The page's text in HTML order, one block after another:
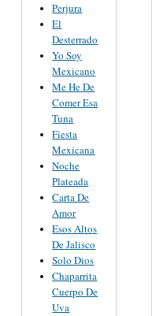
Perjura
El
Desterrado
Yo Soy
Mexicano
Me He De
Comer Esa
Tuna
Fiesta
Mexicana
Noche
Plateada
Carta De
Amor
Esos Altos
De Jalisco
Solo Dios
Chaparrita
Cuerpo De
Uva